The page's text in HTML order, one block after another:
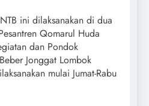
ini dilaksanakan di dua
Qomarul Huda
dan Pondok
Jonggat Lombok
mulai Jumat-Rabu